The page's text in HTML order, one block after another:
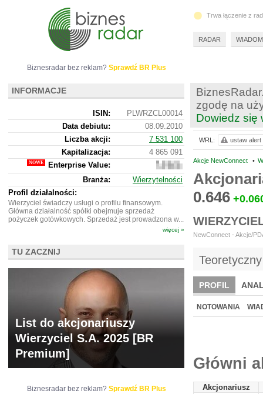
zgodę na
Dowiedz się
Akcje NewConnect •
0.646
NewConnect - Akcje/
PROFIL
BR LAB
NOTOWANIA
Główni
Akcjonariusz
WRL: ustaw alert
Biznesradar bez reklam? Sprawdź BR Plus
INFORMACJE
ISIN:
PLWRZCL00014
Data debiutu:
08.09.2010
Liczba akcji:
7 531 100
Kapitalizacja:
4 865 091
Enterprise Value:
3
027
091
Branża:
Wierzytelności
Profil działalności:
Wierzyciel świadczy usługi o profilu finansowym.
Główna działalność spółki obejmuje sprzedaż
pożyczek gotówkowych. Sprzedaż jest prowadzona w...
więcej »
TU ZACZNIJ
List do akcjonariuszy
Wierzyciel S.A. 2025 [BR
Premium]
Biznesradar bez reklam? Sprawdź BR Plus
Trwa łączenie z
RADAR